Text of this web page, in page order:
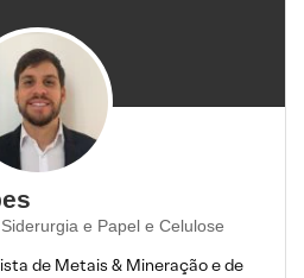
e Papel e Celulose
de Metais & Mineração e de